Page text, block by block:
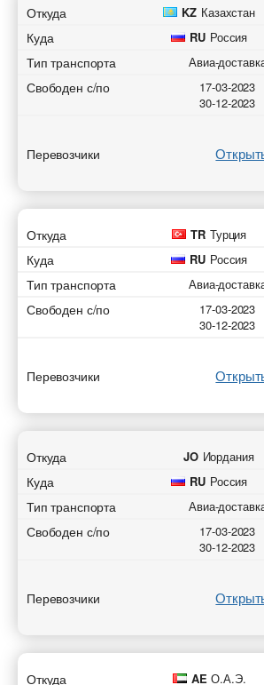
Откуда KZ Казахстан
Куда RU Россия
Тип транспорта Авиа-
Свободен с/по
17-03-2023
30-12-2023
Перевозчики
Откуда TR Турция
Куда RU Россия
Тип транспорта Авиа-
Свободен с/по
17-03-2023
30-12-2023
Перевозчики
Откуда JO Иордания
Куда RU Россия
Тип транспорта Авиа-
Свободен с/по
17-03-2023
30-12-2023
Перевозчики
Откуда AE О.А.Э.